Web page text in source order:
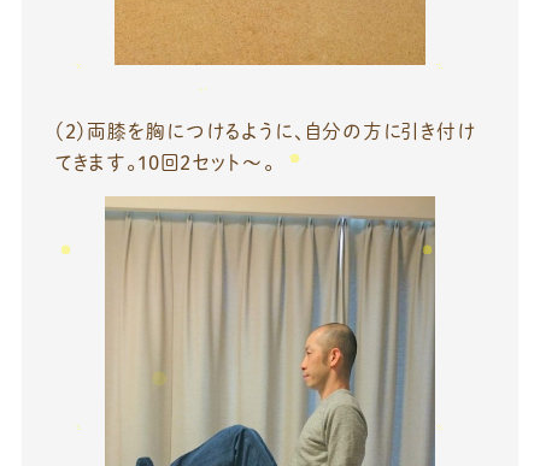
（2）両膝を胸につけるように、自分の方に引き付け
てきます。10回2セット～。